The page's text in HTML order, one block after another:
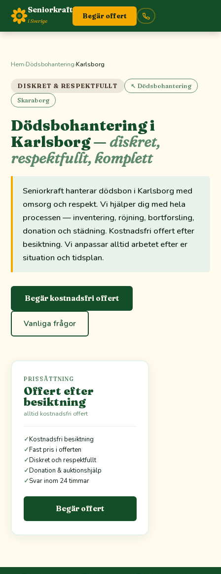
Seniorkraft
i Sverige
Begär offert
Hem›Dödsbohantering›Karlsborg
DISKRET & RESPEKTFULLT
↖ Dödsbohantering
Skaraborg
Dödsbohantering i
Karlsborg —diskret,
respektfullt, komplett
Seniorkraft hanterar dödsbon i Karlsborg med
omsorg och respekt. Vi hjälper dig med hela
processen — inventering, röjning, bortforsling,
donation och städning. Kostnadsfri offert efter
besiktning. Vi anpassar alltid arbetet efter er
situation och tidsplan.
Begär kostnadsfri offert
Vanliga frågor
PRISSÄTTNING
Offert efter
besiktning
alltid kostnadsfri offert
✓Kostnadsfri besiktning
✓Fast pris i offerten
✓Diskret och respektfullt
✓Donation & auktionshjälp
✓Svar inom 24 timmar
Begär offert